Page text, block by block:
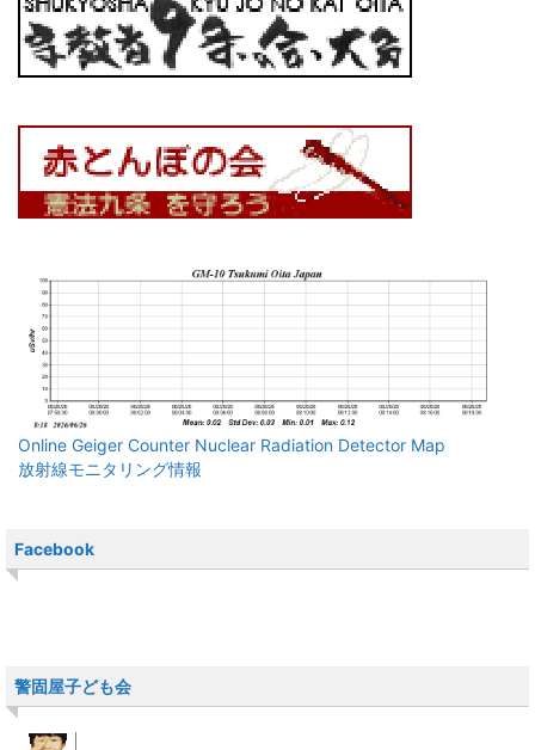
Online Geiger Counter Nuclear Radiation Detector Map
放射線モニタリング情報
Facebook
警固屋子ども会